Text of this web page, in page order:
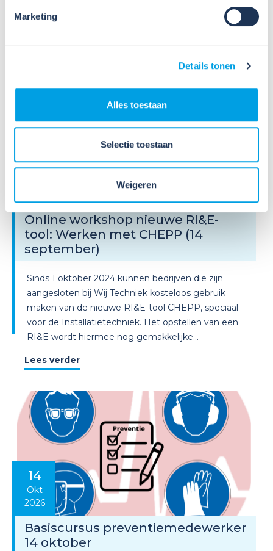
Marketing
Details tonen
Alles toestaan
Selectie toestaan
Weigeren
voor de Installatietechniek. Het opstellen van een
14
Online workshop nieuwe RI&E-
tool: Werken met CHEPP (14
september)
Sinds 1 oktober 2024 kunnen bedrijven die zijn
aangesloten bij Wij Techniek kosteloos gebruik
maken van de nieuwe RI&E-tool CHEPP, speciaal
voor de Installatietechniek. Het opstellen van een
RI&E wordt hiermee nog gemakkelijke...
Lees verder
14
Okt
2026
Basiscursus preventiemedewerker
14 oktober